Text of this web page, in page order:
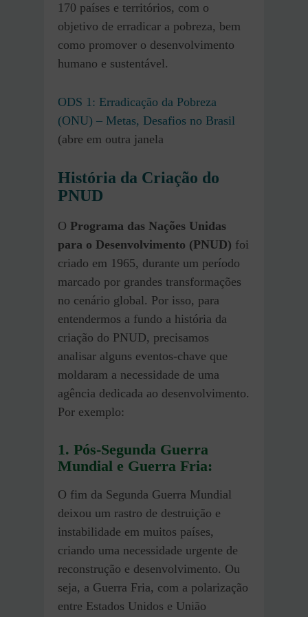
170 países e territórios, com o
objetivo de erradicar a pobreza, bem
como promover o desenvolvimento
humano e sustentável.
ODS 1: Erradicação da Pobreza
(ONU) – Metas, Desafios no Brasil
(abre em outra janela
História da Criação do
PNUD
O Programa das Nações Unidas
para o Desenvolvimento (PNUD) foi
criado em 1965, durante um período
marcado por grandes transformações
no cenário global. Por isso, para
entendermos a fundo a história da
criação do PNUD, precisamos
analisar alguns eventos-chave que
moldaram a necessidade de uma
agência dedicada ao desenvolvimento.
Por exemplo:
1. Pós-Segunda Guerra
Mundial e Guerra Fria:
O fim da Segunda Guerra Mundial
deixou um rastro de destruição e
instabilidade em muitos países,
criando uma necessidade urgente de
reconstrução e desenvolvimento. Ou
seja, a Guerra Fria, com a polarização
entre Estados Unidos e União